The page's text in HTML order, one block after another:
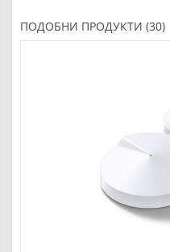
ПОДОБНИ ПРОДУКТИ (30)